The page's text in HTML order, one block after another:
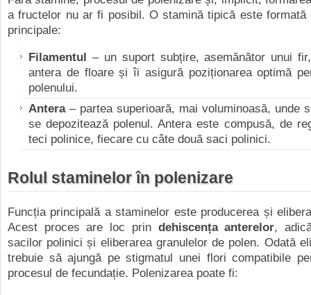
a fructelor nu ar fi posibil. O stamină tipică este formată
principale:
Filamentul – un suport subțire, asemănător unui
antera de floare și îi asigură poziționarea optimă
polenului.
Antera– partea superioară, mai voluminoasă, unde
se depozitează polenul. Antera este compusă, de
teci polinice, fiecare cu câte două saci polinici.
Rolul staminelor în polenizare
Funcția principală a staminelor este producerea și
Acest proces are loc prin dehiscența anterelor,
sacilor polinici și eliberarea granulelor de polen. Odată
trebuie să ajungă pe stigmatul unei flori compatibile
procesul de fecundație. Polenizarea poate fi: